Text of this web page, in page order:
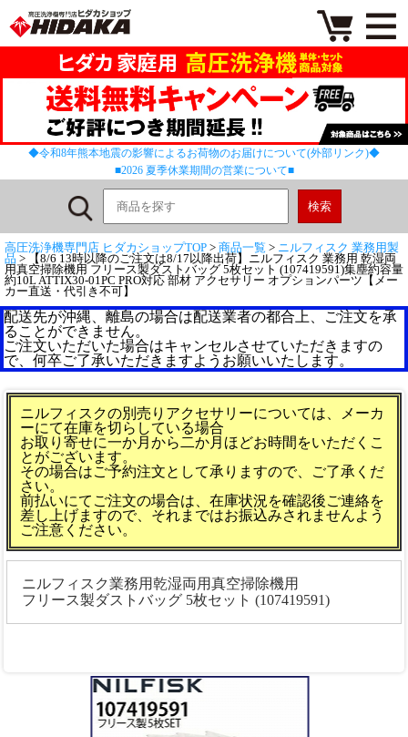
◆令和8年熊本地震の影響によるお荷物のお届けについて(外部リンク)◆
■2026 夏季休業期間の営業について■
高圧洗浄機専門店 ヒダカショップTOP > 商品一覧 > ニルフィスク 業務用製
品 > 【8/6 13時以降のご注文は8/17以降出荷】ニルフィスク 業務用 乾湿両
用真空掃除機用 フリース製ダストバッグ 5枚セット (107419591)集塵約容量
約10L ATTIX30-01PC PRO対応 部材 アクセサリー オプションパーツ【メー
カー直送・代引き不可】
配送先が沖縄、離島の場合は配送業者の都合上、ご注文を承
ることができません。
ご注文いただいた場合はキャンセルさせていただきますの
で、何卒ご了承いただきますようお願いいたします。
ニルフィスクの別売りアクセサリーについては、メーカ
ーにて在庫を切らしている場合
お取り寄せに一か月から二か月ほどお時間をいただくこ
とがございます。
その場合はご予約注文として承りますので、ご了承くだ
さい。
前払いにてご注文の場合は、在庫状況を確認後ご連絡を
差し上げますので、それまではお振込みされませんよう
ご注意ください。
ニルフィスク業務用乾湿両用真空掃除機用
フリース製ダストバッグ 5枚セット (107419591)